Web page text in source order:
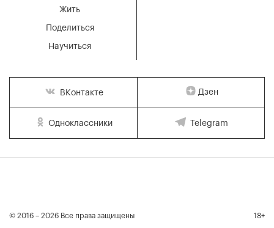
Жить
Поделиться
Научиться
ВКонтакте Дзен
Одноклассники Telegram
© 2016 – 2026 Все права защищены 18+